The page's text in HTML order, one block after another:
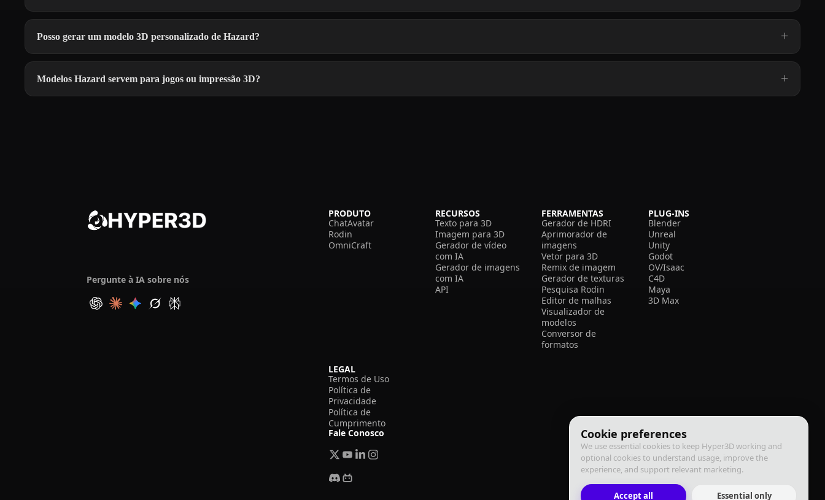
Cookie preferences
We use essential cookies to keep Hyper3D working and
optional cookies to understand usage, improve the
experience, and support relevant marketing.
Accept all Essential only
Posso gerar um modelo 3D personalizado de Hazard?
Modelos Hazard servem para jogos ou impressão 3D?
Pergunte à IA sobre nós
PRODUTO
ChatAvatar
Rodin
OmniCraft
RECURSOS
Texto para 3D
Imagem para 3D
Gerador de vídeo
com IA
Gerador de imagens
com IA
API
FERRAMENTAS
Gerador de HDRI
Aprimorador de
imagens
Vetor para 3D
Remix de imagem
Gerador de texturas
Pesquisa Rodin
Editor de malhas
Visualizador de
modelos
Conversor de
formatos
PLUG-INS
Blender
Unreal
Unity
Godot
OV/Isaac
C4D
Maya
3D Max
LEGAL
Termos de Uso
Política de
Privacidade
Política de
Cumprimento
Fale Conosco